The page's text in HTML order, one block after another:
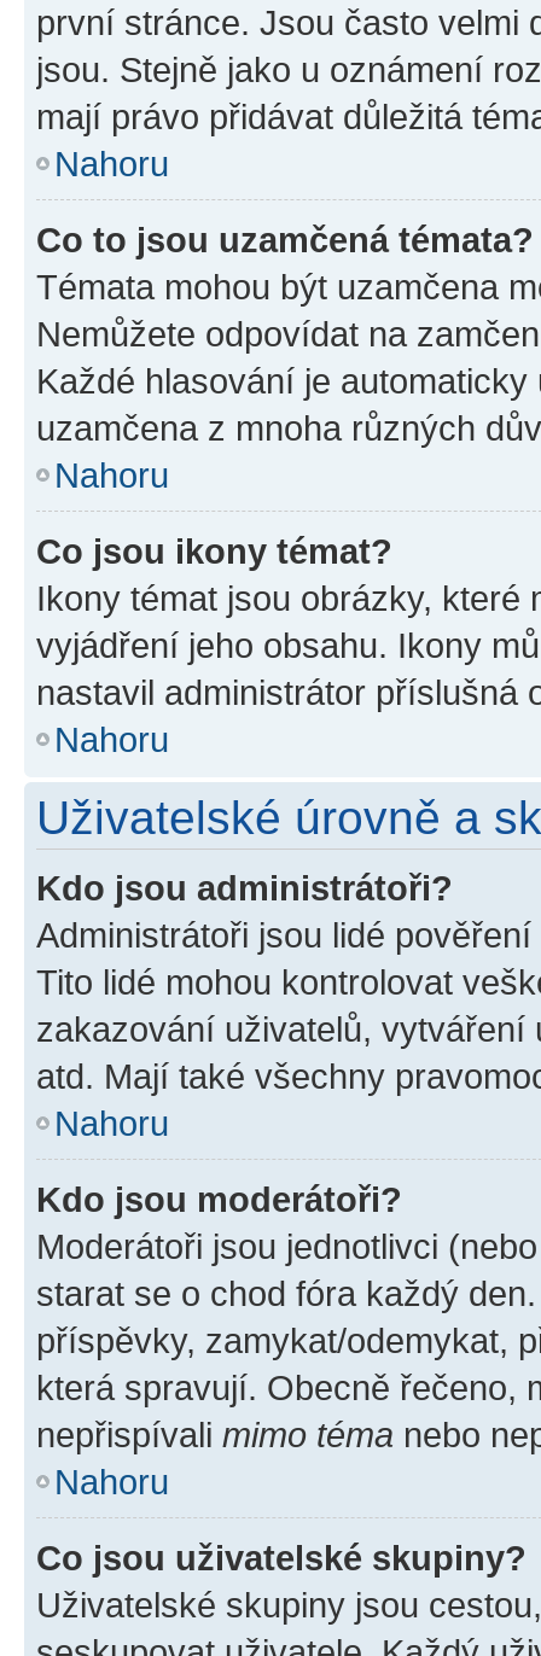
první stránce. Jsou často velmi
jsou. Stejně jako u oznámení
mají právo přidávat důležitá
Nahoru
Co to jsou uzamčená témata?
Témata mohou být uzamčena
Nemůžete odpovídat na
Každé hlasování je
uzamčena z mnoha různých
Nahoru
Co jsou ikony témat?
Ikony témat jsou obrázky,
vyjádření jeho obsahu. Ikony
nastavil administrátor příslušná
Nahoru
Uživatelské úrovně a
Kdo jsou administrátoři?
Administrátoři jsou lidé
Tito lidé mohou kontrolovat
zakazování uživatelů,
atd. Mají také všechny
Nahoru
Kdo jsou moderátoři?
Moderátoři jsou jednotlivci
starat se o chod fóra každý
příspěvky, zamykat/odemykat,
která spravují. Obecně řečeno,
nepřispívali mimo téma nebo
Nahoru
Co jsou uživatelské skupiny?
Uživatelské skupiny jsou